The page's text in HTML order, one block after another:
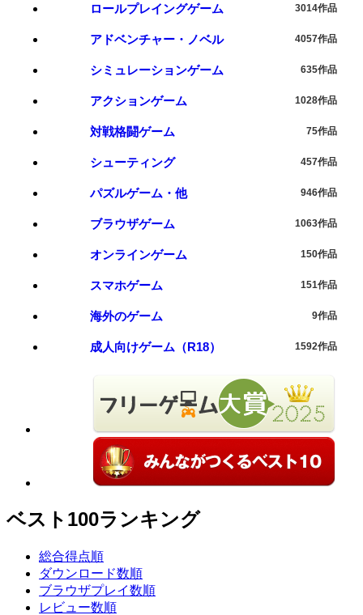
ロールプレイングゲーム 3014作品
アドベンチャー・ノベル 4057作品
シミュレーションゲーム 635作品
アクションゲーム 1028作品
対戦格闘ゲーム 75作品
シューティング 457作品
パズルゲーム・他 946作品
ブラウザゲーム 1063作品
オンラインゲーム 150作品
スマホゲーム 151作品
海外のゲーム 9作品
成人向けゲーム（R18） 1592作品
ベスト100ランキング
総合得点順
ダウンロード数順
ブラウザプレイ数順
レビュー数順